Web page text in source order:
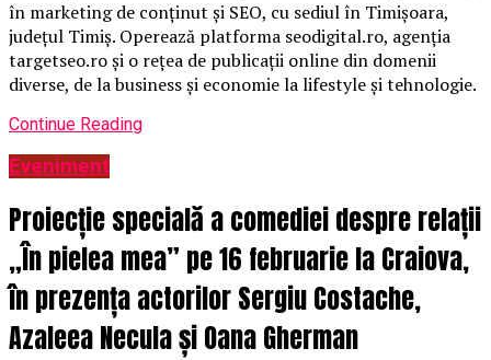
în marketing de conținut și SEO, cu sediul în Timișoara,
județul Timiș. Operează platforma seodigital.ro, agenția
targetseo.ro și o rețea de publicații online din domenii
diverse, de la business și economie la lifestyle și tehnologie.
Continue Reading
Eveniment
Proiecție specială a comediei despre relații
„În pielea mea” pe 16 februarie la Craiova,
în prezența actorilor Sergiu Costache,
Azaleea Necula și Oana Gherman